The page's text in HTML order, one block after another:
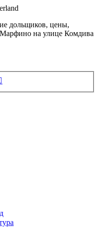
дольщиков, цены,
на улице Комдива